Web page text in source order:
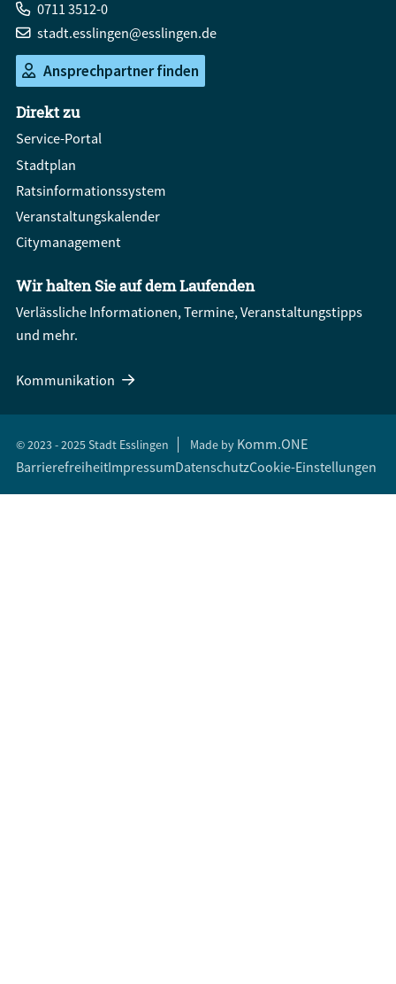
0711 3512-0
stadt.esslingen@esslingen.de
Ansprechpartner finden
Direkt zu
Service-Portal
Stadtplan
Ratsinformationssystem
Veranstaltungskalender
Citymanagement
Wir halten Sie auf dem Laufenden
Verlässliche Informationen, Termine, Veranstaltungstipps
und mehr.
Kommunikation
© 2023 - 2025 Stadt Esslingen Made by Komm.ONE
BarrierefreiheitImpressumDatenschutzCookie-Einstellungen